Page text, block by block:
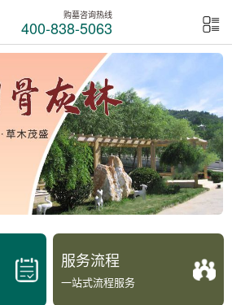
购墓咨询热线
400-838-5063
服务流程
一站式流程服务